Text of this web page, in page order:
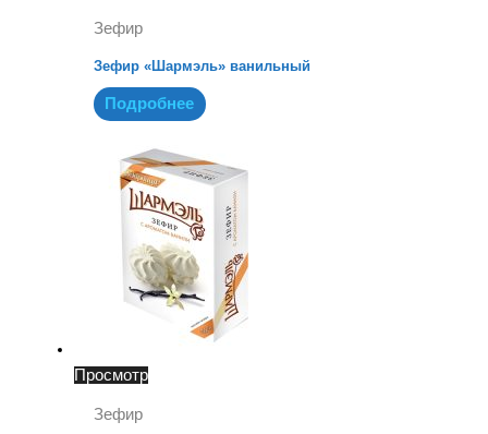
Зефир
Зефир «Шармэль» ванильный
Подробнее
Просмотр
Зефир